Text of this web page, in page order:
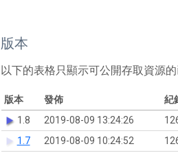
版本
以下的表格只顯示可公開存取資源的
版本 發佈 紀
1.8
2019-08-09 13:24:26
1.7
2019-08-09 10:24:52